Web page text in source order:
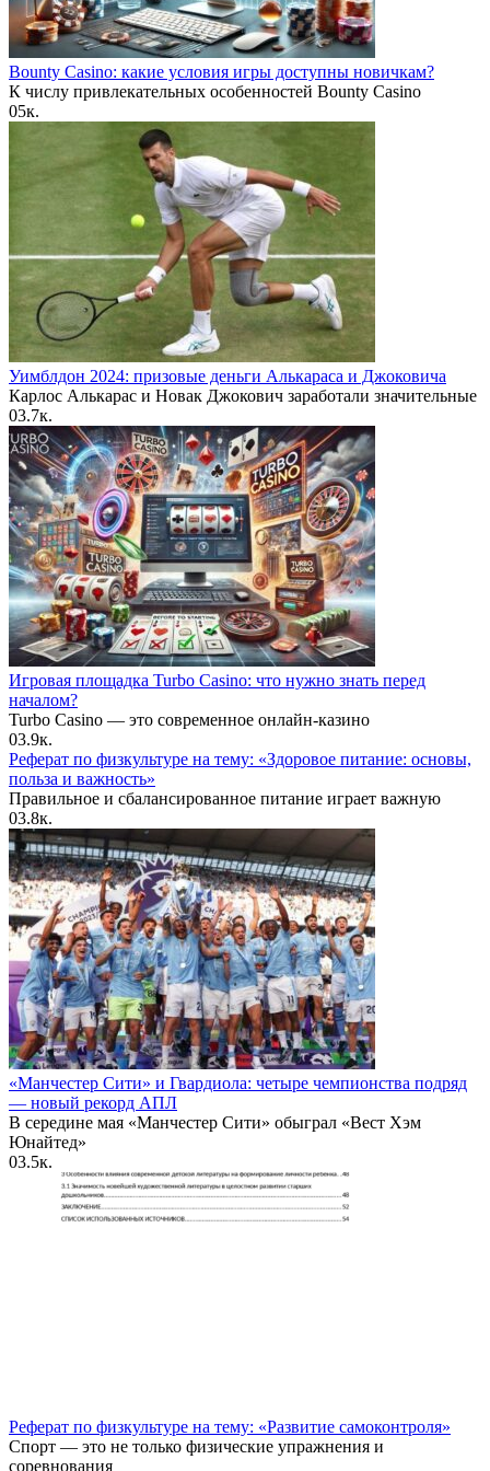
Bounty Casino: какие условия игры доступны новичкам?
К числу привлекательных особенностей Bounty Casino
05к.
Уимблдон 2024: призовые деньги Алькараса и Джоковича
Карлос Алькарас и Новак Джокович заработали значительные
03.7к.
Игровая площадка Turbo Casino: что нужно знать перед
началом?
Turbo Casino — это современное онлайн-казино
03.9к.
Реферат по физкультуре на тему: «Здоровое питание: основы,
польза и важность»
Правильное и сбалансированное питание играет важную
03.8к.
«Манчестер Сити» и Гвардиола: четыре чемпионства подряд
— новый рекорд АПЛ
В середине мая «Манчестер Сити» обыграл «Вест Хэм
Юнайтед»
03.5к.
Реферат по физкультуре на тему: «Развитие самоконтроля»
Спорт — это не только физические упражнения и
соревнования